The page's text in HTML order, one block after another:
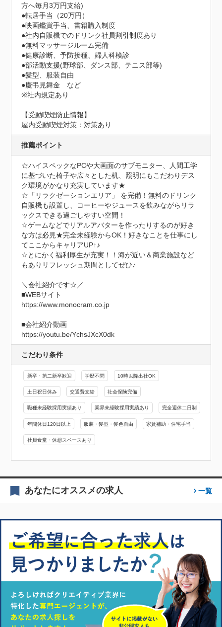
方へ毎月3万円支給)
●転居手当（20万円）
●映画鑑賞手当、書籍購入制度
●社内自販機でのドリンク社員割引制度あり
●無料マッサージルーム完備
●健康診断、予防接種、婦人科検診
●部活動支援(野球部、ダンス部、テニス部等)
●髪型、服装自由
●慶弔見舞金　など
※社内規定あり
【受動喫煙防止情報】
屋内受動喫煙対策：対策あり
推薦ポイント
☆ハイスペックなPCや大画面のサブモニター、人間工学
に基づいた椅子や広々とした机、照明にもこだわりデス
ク環境がかなり充実しています★
☆「リラクゼーションエリア」 を完備！無料のドリンク
自販機も設置し、コーヒーやジュースを飲みながらリラ
ックスできる過ごしやすい空間！
☆ゲームなどでリアルアバターを作ったりするのが好き
な方は必見★完全未経験からOK！好きなことを仕事にし
てここからキャリアUP↑♪
☆とにかく福利厚生が充実！！海が近い＆商業施設など
もありリフレッシュ期間としてぜひ♪
＼会社紹介です☆／
■WEBサイト
https://www.monocram.co.jp
■会社紹介動画
https://youtu.be/YchsJXcX0dk
こだわり条件
新卒・第二新卒歓迎 学歴不問 10時以降出社OK
土日祝日休み 交通費支給 社会保険完備
職種未経験採用実績あり 業界未経験採用実績あり 完全週休二日制
年間休日120日以上 服装・髪型・髪色自由 家賃補助・住宅手当
社員食堂・休憩スペースあり
あなたにオススメの求人 一覧